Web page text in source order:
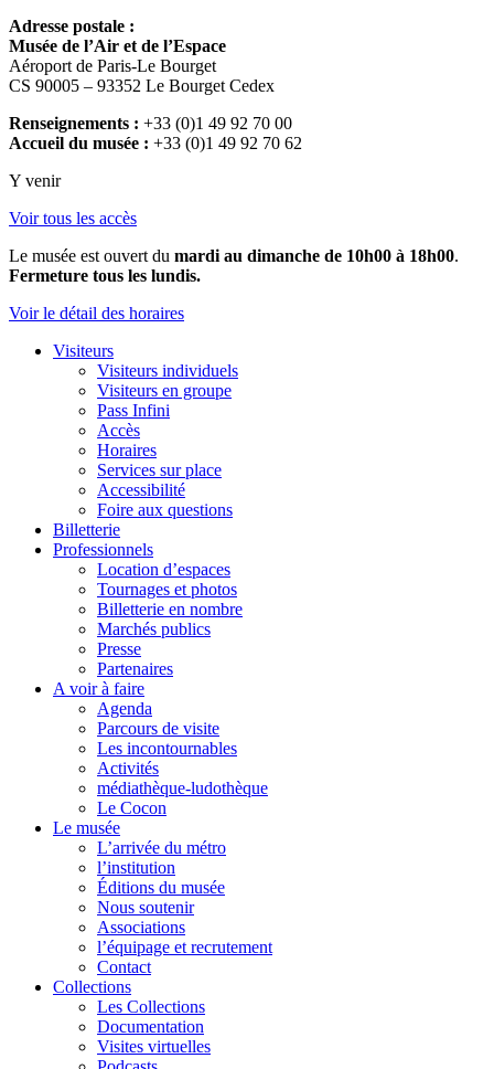
Adresse postale :
Musée de l’Air et de l’Espace
Aéroport de Paris-Le Bourget
CS 90005 – 93352 Le Bourget Cedex
Renseignements : +33 (0)1 49 92 70 00
Accueil du musée : +33 (0)1 49 92 70 62
Y venir
Voir tous les accès
Le musée est ouvert du mardi au dimanche de 10h00 à 18h00.
Fermeture tous les lundis.
Voir le détail des horaires
Visiteurs
Visiteurs individuels
Visiteurs en groupe
Pass Infini
Accès
Horaires
Services sur place
Accessibilité
Foire aux questions
Billetterie
Professionnels
Location d’espaces
Tournages et photos
Billetterie en nombre
Marchés publics
Presse
Partenaires
A voir à faire
Agenda
Parcours de visite
Les incontournables
Activités
médiathèque-ludothèque
Le Cocon
Le musée
L’arrivée du métro
l’institution
Éditions du musée
Nous soutenir
Associations
l’équipage et recrutement
Contact
Collections
Les Collections
Documentation
Visites virtuelles